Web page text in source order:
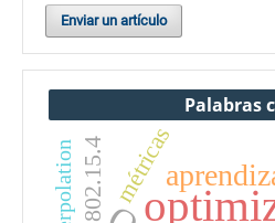
Enviar un artículo
Palabras
métricas
Interpolation